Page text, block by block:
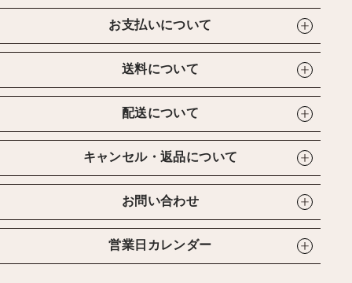
お支払いについて
送料について
配送について
キャンセル・返品について
お問い合わせ
営業日カレンダー